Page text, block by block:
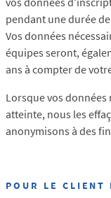
pendant une durée
Vos données
équipes seront,
ans à compter de
Lorsque vos
atteinte, nous les
anonymisons à des
POUR LE CLIENT